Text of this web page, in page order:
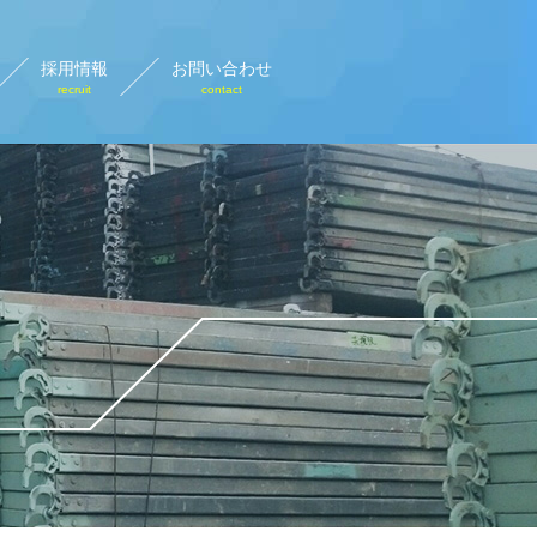
計画図
plan view
採用情報
recruit
お問い合わせ
contact